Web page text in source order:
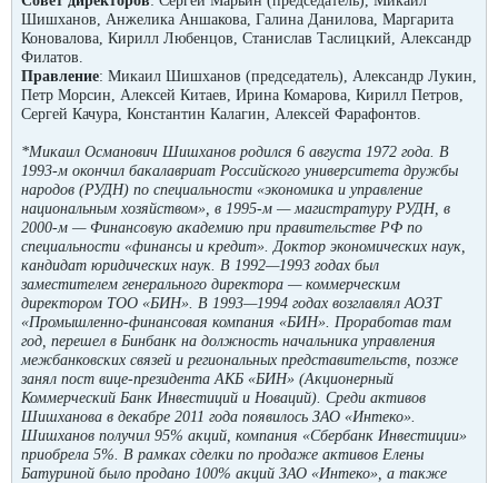
Шишханов, Анжелика Аншакова, Галина Данилова, Маргарита
Коновалова, Кирилл Любенцов, Станислав Таслицкий, Александр
Филатов.
Правление: Микаил Шишханов (председатель), Александр Лукин,
Петр Морсин, Алексей Китаев, Ирина Комарова, Кирилл Петров,
Сергей Качура, Константин Калагин, Алексей Фарафонтов.
*Микаил Османович Шишханов родился 6 августа 1972 года. В
1993-м окончил бакалавриат Российского университета дружбы
народов (РУДН) по специальности «экономика и управление
национальным хозяйством», в 1995-м — магистратуру РУДН, в
2000-м — Финансовую академию при правительстве РФ по
специальности «финансы и кредит». Доктор экономических наук,
кандидат юридических наук. В 1992—1993 годах был
заместителем генерального директора — коммерческим
директором ТОО «БИН». В 1993—1994 годах возглавлял АОЗТ
«Промышленно-финансовая компания «БИН». Проработав там
год, перешел в Бинбанк на должность начальника управления
межбанковских связей и региональных представительств, позже
занял пост вице-президента АКБ «БИН» (Акционерный
Коммерческий Банк Инвестиций и Новаций). Среди активов
Шишханова в декабре 2011 года появилось ЗАО «Интеко».
Шишханов получил 95% акций, компания «Сбербанк Инвестиции»
приобрела 5%. В рамках сделки по продаже активов Елены
Батуриной было продано 100% акций ЗАО «Интеко», а также